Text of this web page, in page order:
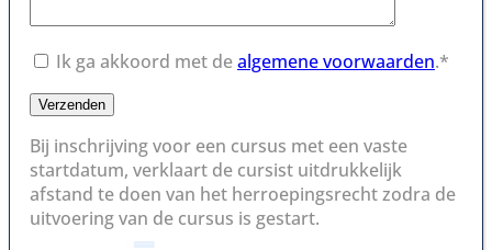
Ik ga akkoord met dealgemene voorwaarden.*
Bij inschrijving voor een cursus met een vaste
startdatum, verklaart de cursist uitdrukkelijk
afstand te doen van het herroepingsrecht zodra de
uitvoering van de cursus is gestart.